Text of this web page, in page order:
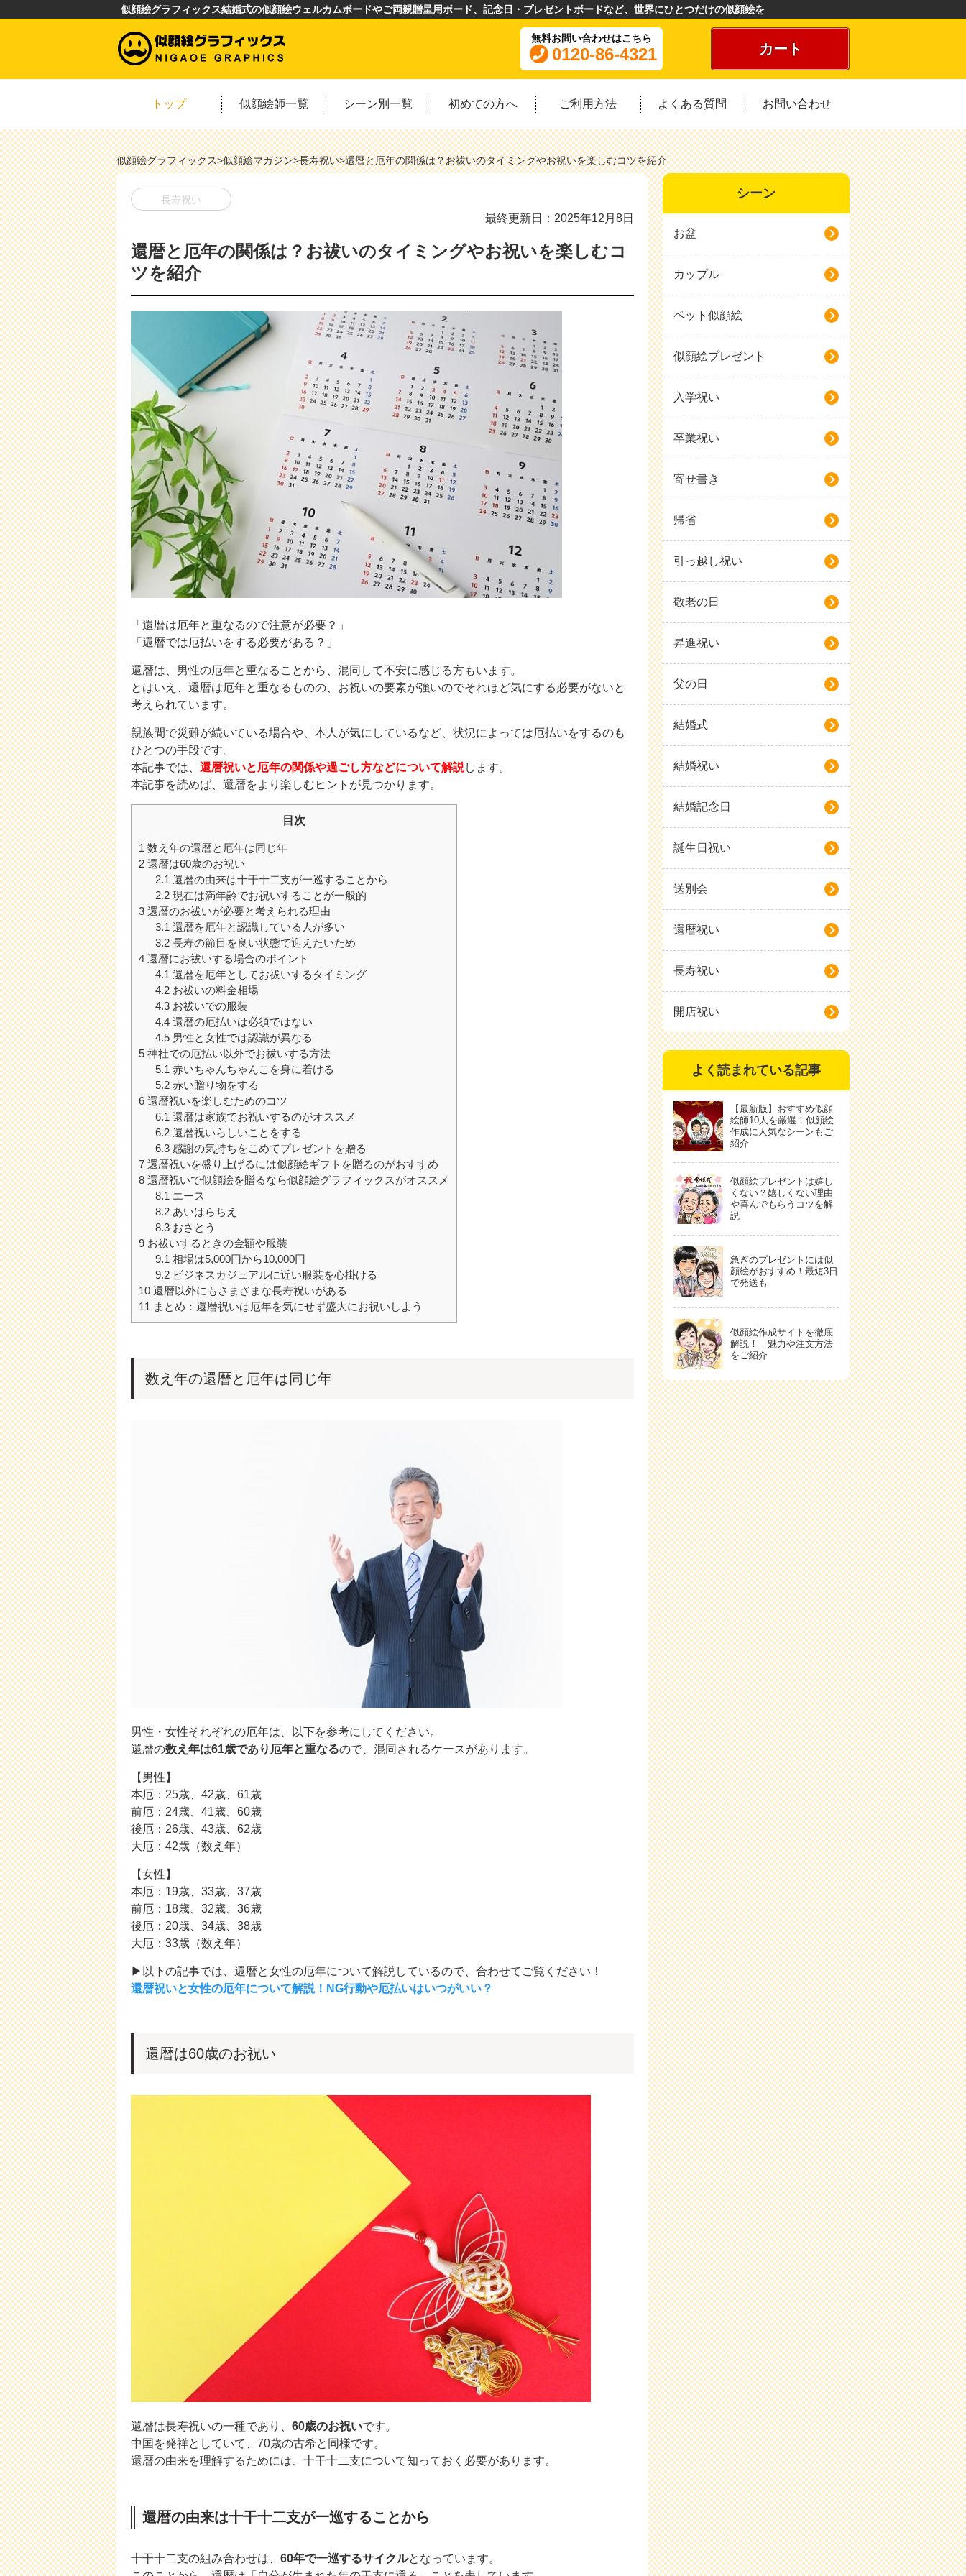
似顔絵グラフィックス結婚式の似顔絵ウェルカムボードやご両親贈呈用ボード、記念日・プレゼントボードなど、世界にひとつだけの似顔絵を
無料お問い合わせはこちら
0120-86-4321 カート
トップ 似顔絵師一覧 シーン別一覧 初めての方へ ご利用方法 よくある質問 お問い合わせ
似顔絵グラフィックス>似顔絵マガジン>長寿祝い>還暦と厄年の関係は？お祓いのタイミングやお祝いを楽しむコツを紹介
長寿祝い
最終更新日：2025年12月8日
還暦と厄年の関係は？お祓いのタイミングやお祝いを楽しむコ
ツを紹介
「還暦は厄年と重なるので注意が必要？」
「還暦では厄払いをする必要がある？」
還暦は、男性の厄年と重なることから、混同して不安に感じる方もいます。
とはいえ、還暦は厄年と重なるものの、お祝いの要素が強いのでそれほど気にする必要がないと
考えられています。
親族間で災難が続いている場合や、本人が気にしているなど、状況によっては厄払いをするのも
ひとつの手段です。
本記事では、 還暦祝いと厄年の関係や過ごし方などについて解説します。
本記事を読めば、還暦をより楽しむヒントが見つかります。
目次
1 数え年の還暦と厄年は同じ年
2 還暦は60歳のお祝い
2.1 還暦の由来は十干十二支が一巡することから
2.2現在は満年齢でお祝いすることが一般的
3 還暦のお祓いが必要と考えられる理由
3.1 還暦を厄年と認識している人が多い
3.2長寿の節目を良い状態で迎えたいため
4 還暦にお祓いする場合のポイント
4.1 還暦を厄年としてお祓いするタイミング
4.2お祓いの料金相場
4.3お祓いでの服装
4.4還暦の厄払いは必須ではない
4.5男性と女性では認識が異なる
5 神社での厄払い以外でお祓いする方法
5.1 赤いちゃんちゃんこを身に着ける
5.2赤い贈り物をする
6 還暦祝いを楽しむためのコツ
6.1 還暦は家族でお祝いするのがオススメ
6.2還暦祝いらしいことをする
6.3感謝の気持ちをこめてプレゼントを贈る
7 還暦祝いを盛り上げるには似顔絵ギフトを贈るのがおすすめ
8 還暦祝いで似顔絵を贈るなら似顔絵グラフィックスがオススメ
8.1 エース
8.2あいはらちえ
8.3おさとう
9 お祓いするときの金額や服装
9.1 相場は5,000円から10,000円
9.2ビジネスカジュアルに近い服装を心掛ける
10 還暦以外にもさまざまな長寿祝いがある
11 まとめ：還暦祝いは厄年を気にせず盛大にお祝いしよう
数え年の還暦と厄年は同じ年
男性・女性それぞれの厄年は、以下を参考にしてください。
還暦の数え年は61歳であり厄年と重なるので、混同されるケースがあります。
【男性】
本厄：25歳、42歳、61歳
前厄：24歳、41歳、60歳
後厄：26歳、43歳、62歳
大厄：42歳（数え年）
【女性】
本厄：19歳、33歳、37歳
前厄：18歳、32歳、36歳
後厄：20歳、34歳、38歳
大厄：33歳（数え年）
▶以下の記事では、還暦と女性の厄年について解説しているので、合わせてご覧ください！
還暦祝いと女性の厄年について解説！NG行動や厄払いはいつがいい？
還暦は60歳のお祝い
還暦は長寿祝いの一種であり、 60歳のお祝いです。
中国を発祥としていて、70歳の古希と同様です。
還暦の由来を理解するためには、十干十二支について知っておく必要があります。
還暦の由来は十干十二支が一巡することから
十干十二支の組み合わせは、 60年で一巡するサイクルとなっています。
シーン
お盆
カップル
ペット似顔絵
似顔絵プレゼント
入学祝い
卒業祝い
寄せ書き
帰省
引っ越し祝い
敬老の日
昇進祝い
父の日
結婚式
結婚祝い
結婚記念日
誕生日祝い
送別会
還暦祝い
長寿祝い
開店祝い
よく読まれている記事
【最新版】おすすめ似顔
絵師10人を厳選！似顔絵
作成に人気なシーンもご
紹介
似顔絵プレゼントは嬉し
くない？嬉しくない理由
や喜んでもらうコツを解
説
急ぎのプレゼントには似
顔絵がおすすめ！最短3日
で発送も
似顔絵作成サイトを徹底
解説！｜魅力や注文方法
をご紹介